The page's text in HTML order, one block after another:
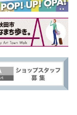
秋田オ
高崎オ
新百合丘